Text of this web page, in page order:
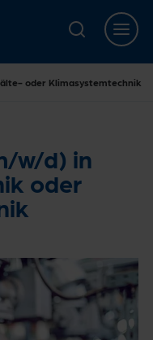
oder Klimasystemtechnik
w/d) in
oder